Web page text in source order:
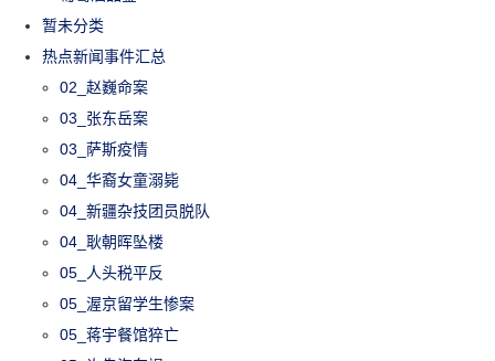
暂未分类
热点新闻事件汇总
02_赵巍命案
03_张东岳案
03_萨斯疫情
04_华裔女童溺毙
04_新疆杂技团员脱队
04_耿朝晖坠楼
05_人头税平反
05_渥京留学生惨案
05_蒋宇餐馆猝亡